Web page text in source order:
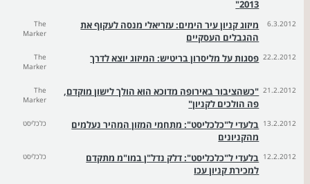
2013"
6.3.2012
מיזוג קניון עיר הימים: עזריאלי מנסה לעקוף את
ההגבלים העסקיים
The
Marker
22.2.2012 פסגות על מליסרון בריטיש: המיזוג יוצא לדרך
The
Marker
21.2.2012 "כשהציבור באירופה מדוכא הוא הולך לישון מוקדם,
פה הולכים לקניון"
The
Marker
13.2.2012 בלעדי ל"כלכליסט": מתחמי המזון המהיר נעלמים
מהקניונים
כלכליסט
12.2.2012 בלעדי ל"כלכליסט": דלק נדל"ן במו"מ מתקדם
למכירת קניון עכו
כלכליסט